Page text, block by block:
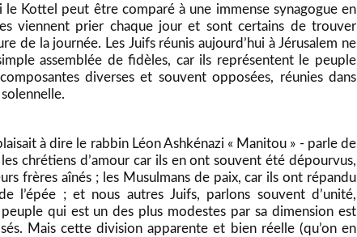
le Kottel peut être comparé à une immense synagogue en
viennent prier chaque jour et sont certains de trouver
de la journée. Les Juifs réunis aujourd’hui à Jérusalem ne
assemblée de fidèles, car ils représentent le peuple
diverses et souvent opposées, réunies dans
à dire le rabbin Léon Ashkénazi « Manitou » - parle de
chrétiens d’amour car ils en ont souvent été dépourvus,
frères aînés ; les Musulmans de paix, car ils ont répandu
l’épée ; et nous autres Juifs, parlons souvent d’unité,
qui est un des plus modestes par sa dimension est
Mais cette division apparente et bien réelle (qu’on en